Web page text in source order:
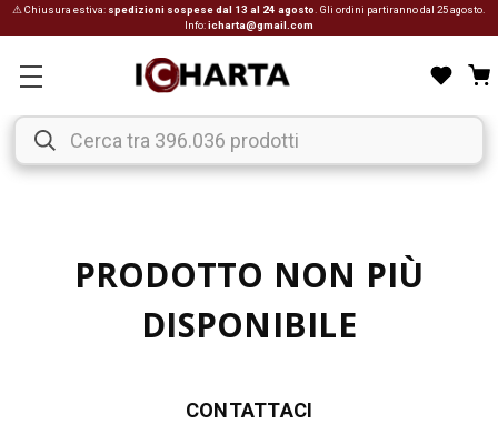
⚠ Chiusura estiva: spedizioni sospese dal 13 al 24 agosto . Gli ordini partiranno dal 25 agosto.
Info:icharta@gmail.com
PRODOTTO NON PIÙ
DISPONIBILE
CONTATTACI